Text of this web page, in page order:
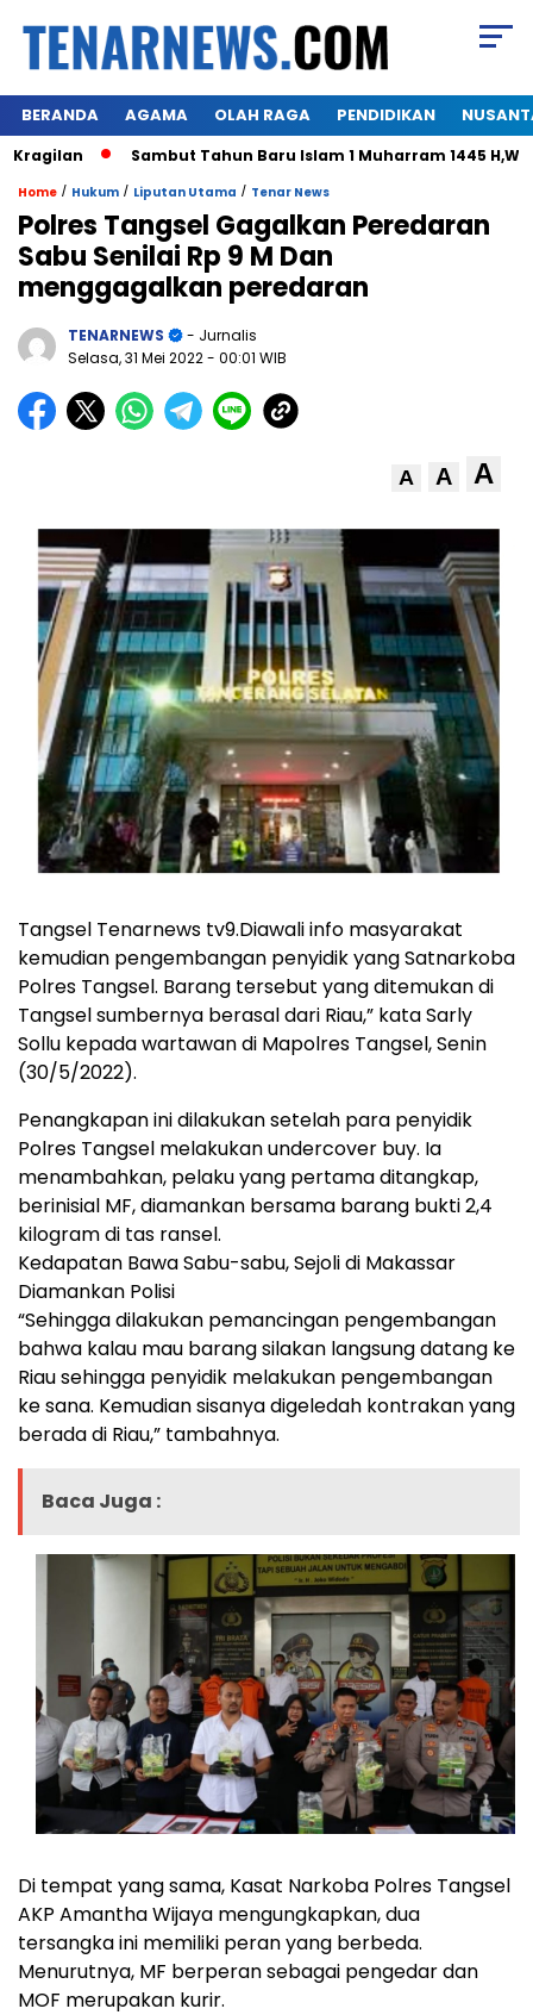
BERANDA AGAMA OLAH RAGA PENDIDIKAN
Sambut Tahun Baru Islam 1 Muharram 1445
Home / Hukum / Liputan Utama / Tenar News
Polres Tangsel Gagalkan Peredaran
Sabu Senilai Rp 9 M Dan
menggagalkan peredaran
TENARNEWS
- Jurnalis
Selasa, 31 Mei 2022- 00:01 WIB
A A A
Tangsel Tenarnews tv9.Diawali info masyarakat
kemudian pengembangan penyidik yang Satnarkoba
Polres Tangsel. Barang tersebut yang ditemukan di
Tangsel sumbernya berasal dari Riau,” kata Sarly
Sollu kepada wartawan di Mapolres Tangsel, Senin
(30/5/2022).
Penangkapan ini dilakukan setelah para penyidik
Polres Tangsel melakukan undercover buy. Ia
menambahkan, pelaku yang pertama ditangkap,
berinisial MF, diamankan bersama barang bukti 2,4
kilogram di tas ransel.
Kedapatan Bawa Sabu-sabu, Sejoli di Makassar
Diamankan Polisi
“Sehingga dilakukan pemancingan pengembangan
bahwa kalau mau barang silakan langsung datang ke
Riau sehingga penyidik melakukan pengembangan
ke sana. Kemudian sisanya digeledah kontrakan yang
berada di Riau,” tambahnya.
Baca Juga :
Di tempat yang sama, Kasat Narkoba Polres Tangsel
AKP Amantha Wijaya mengungkapkan, dua
tersangka ini memiliki peran yang berbeda.
Menurutnya, MF berperan sebagai pengedar dan
MOF merupakan kurir.